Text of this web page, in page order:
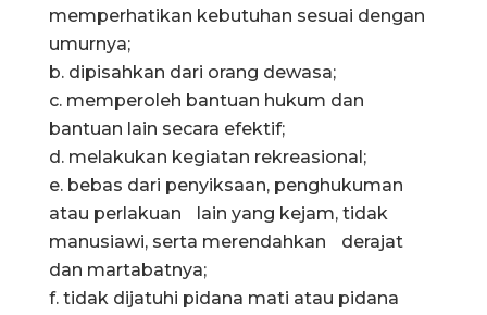
memperhatikan kebutuhan sesuai dengan
umurnya;
b. dipisahkan dari orang dewasa;
c. memperoleh bantuan hukum dan
bantuan lain secara efektif;
d. melakukan kegiatan rekreasional;
e. bebas dari penyiksaan, penghukuman
atau perlakuan lain yang kejam, tidak
manusiawi, serta merendahkan derajat
dan martabatnya;
f. tidak dijatuhi pidana mati atau pidana